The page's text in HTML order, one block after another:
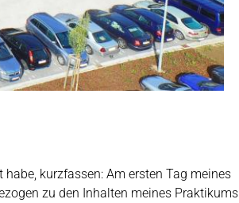
kurzfassen: Am ersten Tag meines
zu den Inhalten meines Praktikums